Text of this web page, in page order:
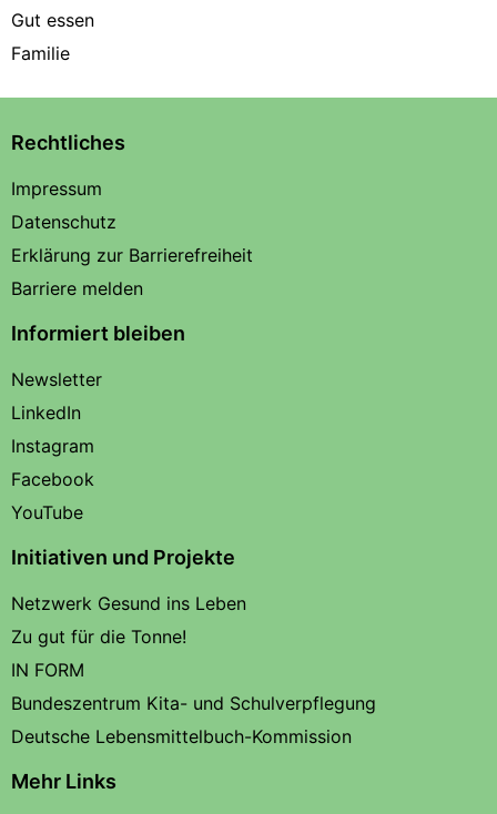
Gut essen
Familie
Rechtliches
Impressum
Datenschutz
Erklärung zur Barrierefreiheit
Barriere melden
Informiert bleiben
Newsletter
LinkedIn
Instagram
Facebook
YouTube
Initiativen und Projekte
Netzwerk Gesund ins Leben
Zu gut für die Tonne!
IN FORM
Bundeszentrum Kita- und Schulverpflegung
Deutsche Lebensmittelbuch-Kommission
Mehr Links